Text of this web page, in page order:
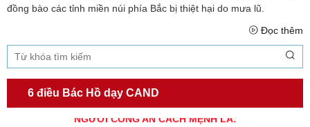
đồng bào các tỉnh miền núi phía Bắc bị thiệt hại do mưa lũ.
Đọc thêm
6 điều Bác Hồ dạy CAND
TƯ CÁCH